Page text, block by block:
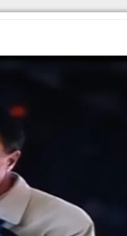
–
hun
in pictures
in pictures
Format in
Voormekaar in